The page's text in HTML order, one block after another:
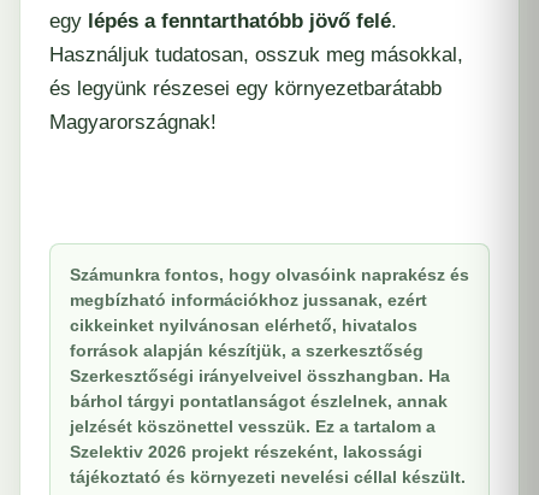
egy lépés a fenntarthatóbb jövő felé.
Használjuk tudatosan, osszuk meg másokkal,
és legyünk részesei egy környezetbarátabb
Magyarországnak!
Számunkra fontos, hogy olvasóink naprakész és
megbízható információkhoz jussanak, ezért
cikkeinket nyilvánosan elérhető, hivatalos
források alapján készítjük, a szerkesztőség
Szerkesztőségi irányelveivel összhangban. Ha
bárhol tárgyi pontatlanságot észlelnek, annak
jelzését köszönettel vesszük. Ez a tartalom a
Szelektiv 2026 projekt részeként, lakossági
tájékoztató és környezeti nevelési céllal készült.